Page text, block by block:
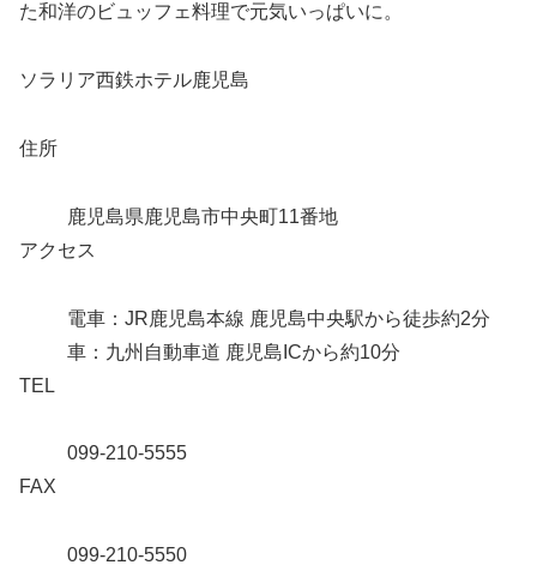
た和洋のビュッフェ料理で元気いっぱいに。
ソラリア西鉄ホテル鹿児島
住所
鹿児島県鹿児島市中央町11番地
アクセス
電車：JR鹿児島本線 鹿児島中央駅から徒歩約2分
車：九州自動車道 鹿児島ICから約10分
TEL
099-210-5555
FAX
099-210-5550